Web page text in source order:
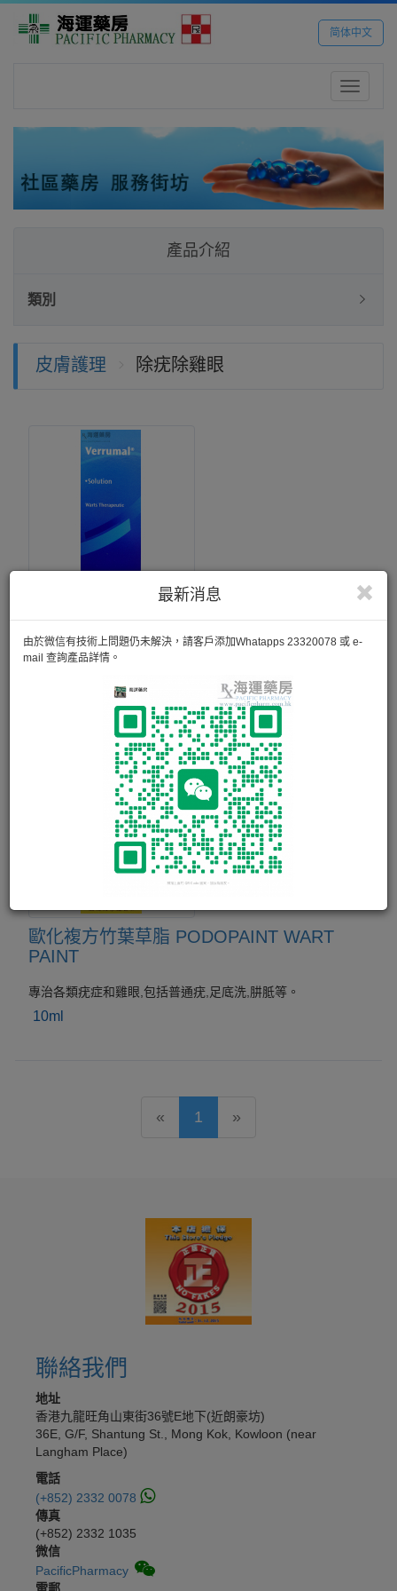
简体中文
Toggle
最新消息
由於微信有技術上問題仍未解決，請客戶添加Whatapps 23320078 或 e-
mail 查詢產品詳情。
產品介紹
類別
皮膚護理 除疣除雞眼
治療普通疣，扁平疣，足底疣等。
歐化複方竹葉草脂 PODOPAINT WART
PAINT
專治各類疣症和雞眼,包括普通疣,足底洗,肼胝等。
10ml
« 1 »
聯絡我們
地址
香港九龍旺角山東街36號E地下(近朗豪坊)
36E, G/F, Shantung St., Mong Kok, Kowloon (near
Langham Place)
電話
(+852) 2332 0078
傳真
(+852) 2332 1035
微信
PacificPharmacy